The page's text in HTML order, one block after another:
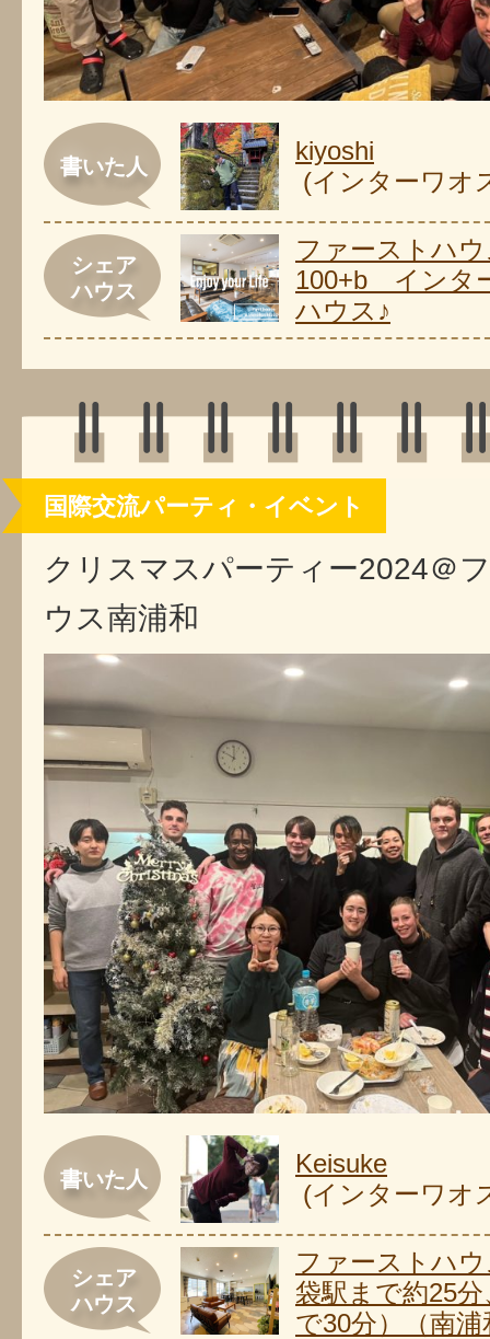
書いた人
kiyoshi
(インターワオ
シェア
ハウス
ファーストハ
100+b インタ
ハウス♪
国際交流パーティ・イベント
クリスマスパーティー2024＠
ウス南浦和
書いた人
Keisuke
(インターワオ
シェア
ハウス
ファーストハ
袋駅まで約25
で30分）（南